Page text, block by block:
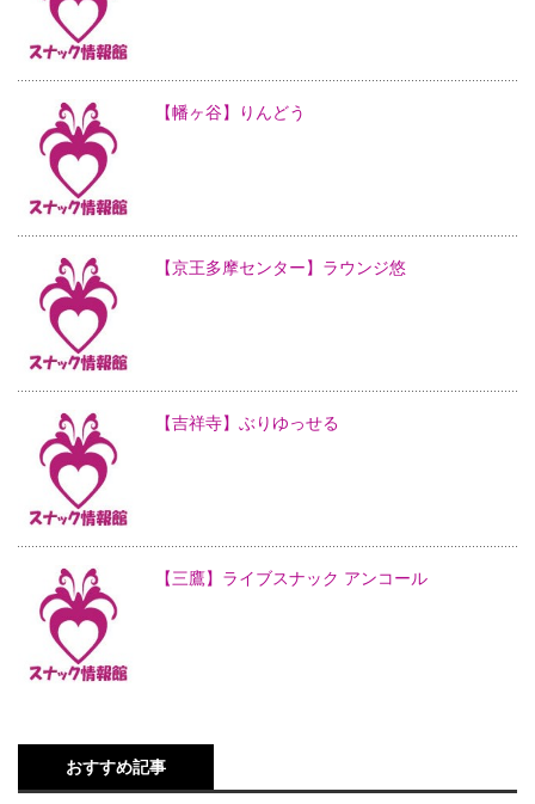
【幡ヶ谷】りんどう
【京王多摩センター】ラウンジ悠
【吉祥寺】ぶりゆっせる
【三鷹】ライブスナック アンコール
おすすめ記事